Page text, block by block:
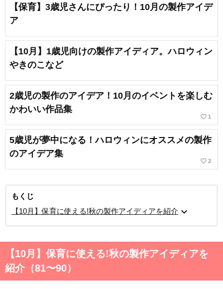
【保育】3歳児さんにぴったり！10月の製作アイデ
ア
【10月】1歳児向けの製作アイディア。ハロウィン
やきのこなど
2歳児の製作のアイデア！10月のイベントを楽しむ
かわいい作品集
favorite_border 1
5歳児が夢中になる！ハロウィンにオススメの製作
のアイデア集
favorite_border 2
もくじ
【10月】保育に使える!秋の製作アイディアを紹介 expand_more
【10月】保育に使える!秋の製作アイディアを
紹介（81〜90）